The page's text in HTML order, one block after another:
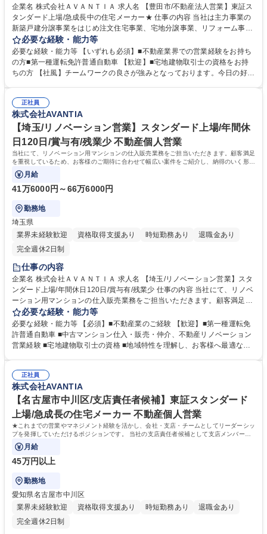
企業名 株式会社ＡＶＡＮＴＩＡ 求人名 【豊田市/不動産法人営業】東証ス
タンダード上場/急成長中の住宅メーカー★ 仕事の内容 当社は主力事業の
新築戸建分譲事業をはじめ注文住宅事業、宅地分譲事業、リフォーム事
業、請負工事事業、マンション分譲事業等を行っております。 担当いただ
く仕事内容は、【不動産業者様への営業】がメインとなりますが、時には
不動産業者様よりご紹介頂いた土地購入者様へ建物のご提案を行う場合も
あります。 販売エリアは各店舗の周辺です。M&Aも積極的に取り組みグ
急成長中の住宅メーカー★
必要な経験・能力等
必要な経験・能力等 【いずれも必須】■不動産業界での営業経験をお持ち
の方■第一種運転免許普通自動車 【歓迎】■宅地建物取引士の資格をお持
ちの方 【社風】チームワークの良さが強みとなっております。今日の好業
なっております。ワンチームでお互い助け合いながら業務を遂行していま
す。 学歴・資格 学歴：大学院 大学 高専 短大 専修学校 高校 語学力： 資
格：
正社員
株式会社AVANTIA
【埼玉/リノベーション営業】スタンダード上場/年間休
日120日/賞与有/残業少 不動産個人営業
当社にて、リノベーション用マンションの仕入販売業務をご担当いただきます。顧客満足
を重視しているため、お客様のご期待に合わせて幅広い案件をご紹介し、納得のいく形の
トータルコンサルティングが可能です。
月給
41万6000円～66万6000円
勤務地
埼玉県
業界未経験歓迎
資格取得支援あり 時短勤務あり
退職金あり
完全週休2日制
仕事の内容
企業名 株式会社ＡＶＡＮＴＩＡ 求人名 【埼玉/リノベーション営業】スタ
ンダード上場/年間休日120日/賞与有/残業少 仕事の内容 当社にて、リノベ
ーション用マンションの仕入販売業務をご担当いただきます。顧客満足を
重視しているため、お客様のご期待に合わせて幅広い案件をご紹介し、納
得のいく形のトータルコンサルティングが可能です。 【業務詳細】■不動
産の情報収集■現地調査■資料作成 ■契約条件（売買金額、契約内容、決済
日時）の交渉・決済 ■オープンハウス■販売中（予定）物件の管理 ※イン
必要な経験・能力等
必要な経験・能力等 【必須】■不動産業のご経験 【歓迎】■第一種運転免
許普通自動車 ■中古マンション仕入・販売・仲介、不動産リノベーション
営業経験 ■宅地建物取引士の資格 ■地域特性を理解し、お客様へ最適な提
事に真剣で、厳しさを共に乗り越えている「仲間」という意識が強いのが
特徴となっております。ワンチームでお互い助け合いながら業務を遂行し
ています。 【募集背景】関東エリアにおける事業拡大の為 学歴・資格 学
歴：大学院 大学 高専 短大 専修学校 高校 語学力： 資格：
正社員
株式会社AVANTIA
【名古屋市中川区/支店責任者候補】東証スタンダード
上場/急成長の住宅メーカー 不動産個人営業
★これまでの営業やマネジメント経験を活かし、会社・支店・チームとしてリーダーシッ
プを発揮していただけるポジションです。 当社の支店責任者候補として支店メンバーの
サポート・フォローをお任せします。
月給
45万円以上
勤務地
愛知県名古屋市中川区
業界未経験歓迎
資格取得支援あり 時短勤務あり
退職金あり
完全週休2日制